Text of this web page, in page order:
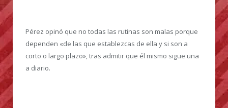
Pérez opinó que no todas las rutinas son malas porque
dependen «de las que establezcas de ella y si son a
corto o largo plazo», tras admitir que él mismo sigue una
a diario.